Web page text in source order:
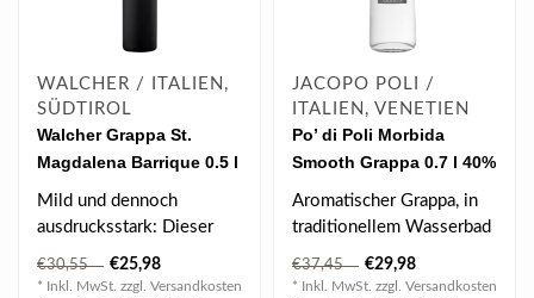
WALCHER / ITALIEN,
SÜDTIROL
Walcher Grappa St.
Magdalena Barrique 0.5 l
40% vol
Mild und dennoch
ausdrucksstark: Dieser
Grappa überzeugt mit
feiner Frucht, har..
€30,55 €25,98
* Inkl. MwSt. zzgl. Versandkosten
JACOPO POLI /
ITALIEN, VENETIEN
Po’ di Poli Morbida
Smooth Grappa 0.7 l 40%
vol
Aromatischer Grappa, in
traditionellem Wasserbad
destilliert. Sein Aroma
erinner..
€37,45 €29,98
* Inkl. MwSt. zzgl. Versandkosten